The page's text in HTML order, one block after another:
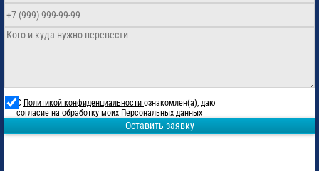
С Политикой конфиденциальности ознакомлен(а), даю
согласие на обработку моих Персональных данных
Оставить заявку